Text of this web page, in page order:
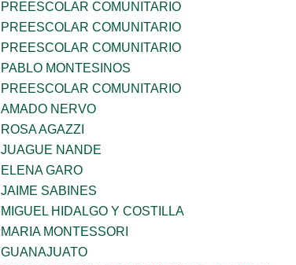
PREESCOLAR COMUNITARIO
PREESCOLAR COMUNITARIO
PREESCOLAR COMUNITARIO
PABLO MONTESINOS
PREESCOLAR COMUNITARIO
AMADO NERVO
ROSA AGAZZI
JUAGUE NANDE
ELENA GARO
JAIME SABINES
MIGUEL HIDALGO Y COSTILLA
MARIA MONTESSORI
GUANAJUATO